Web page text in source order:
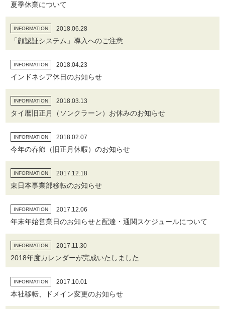
夏季休業について
INFORMATION 2018.06.28
「顔認証システム」導入へのご注意
INFORMATION 2018.04.23
インドネシア休日のお知らせ
INFORMATION 2018.03.13
タイ暦旧正月（ソンクラーン）お休みのお知らせ
INFORMATION 2018.02.07
今年の春節（旧正月休暇）のお知らせ
INFORMATION 2017.12.18
東日本事業部移転のお知らせ
INFORMATION 2017.12.06
年末年始営業日のお知らせと配達・通関スケジュールについて
INFORMATION 2017.11.30
2018年度カレンダーが完成いたしました
INFORMATION 2017.10.01
本社移転、ドメイン変更のお知らせ